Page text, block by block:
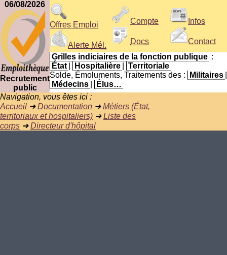
06/08/2026
Recrutement
public
Offres Emploi
Alerte Mél.
Compte
Docs
Infos
Contact
Grilles indiciaires de la fonction publique :
État
Hospitalière
Territoriale
Solde, Émoluments, Traitements des :
Militaires
Médecins
Élus…
Navigation, vous êtes ici :
Accueil ➜Documentation ➜Métiers (État,
territoriaux et hospitaliers) ➜Liste des
corps ➜Directeur d'hôpital